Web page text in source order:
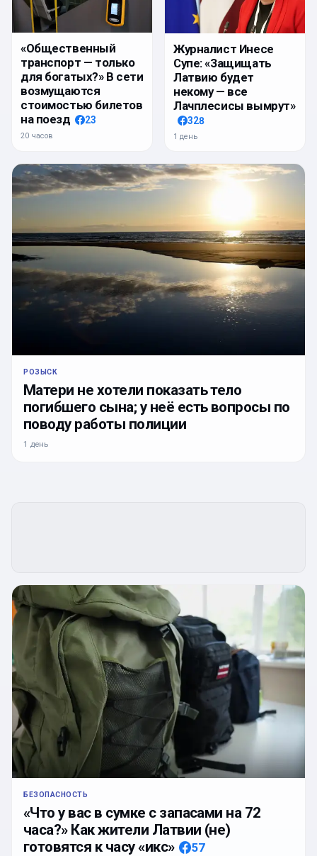
«Общественный
транспорт — только
для богатых?» В сети
возмущаются
стоимостью билетов
на поезд
23
20 часов
Журналист Инесе
Супе: «Защищать
Латвию будет
некому — все
Лачплесисы вымрут»
328
1 день
РОЗЫСК
Матери не хотели показать тело
погибшего сына; у неё есть вопросы по
поводу работы полиции
1 день
БЕЗОПАСНОСТЬ
«Что у вас в сумке с запасами на 72
часа?» Как жители Латвии (не)
готовятся к часу «икс»
57